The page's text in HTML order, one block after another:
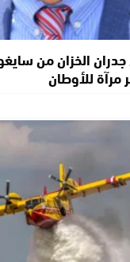
الخزان من
مرآة للأوطان